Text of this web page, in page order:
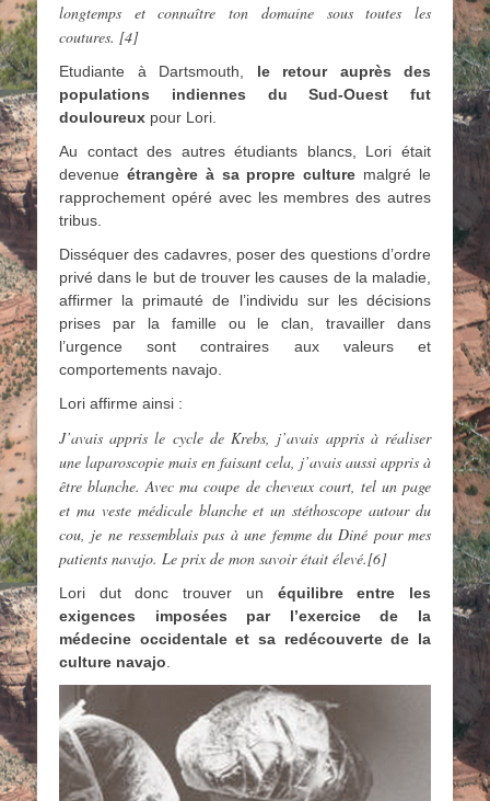
longtemps et connaître ton domaine sous toutes les
coutures. [4]
Etudiante à Dartsmouth, le retour auprès des
populations indiennes du Sud-Ouest fut
douloureux pour Lori.
Au contact des autres étudiants blancs, Lori était
devenue étrangère à sa propre culture malgré le
rapprochement opéré avec les membres des autres
tribus.
Disséquer des cadavres, poser des questions d’ordre
privé dans le but de trouver les causes de la maladie,
affirmer la primauté de l’individu sur les décisions
prises par la famille ou le clan, travailler dans
l’urgence sont contraires aux valeurs et
comportements navajo.
Lori affirme ainsi :
J’avais appris le cycle de Krebs, j’avais appris à réaliser
une laparoscopie mais en faisant cela, j’avais aussi appris à
être blanche. Avec ma coupe de cheveux court, tel un page
et ma veste médicale blanche et un stéthoscope autour du
cou, je ne ressemblais pas à une femme du Diné pour mes
patients navajo. Le prix de mon savoir était élevé.[6]
Lori dut donc trouver un équilibre entre les
exigences imposées par l’exercice de la
médecine occidentale et sa redécouverte de la
culture navajo